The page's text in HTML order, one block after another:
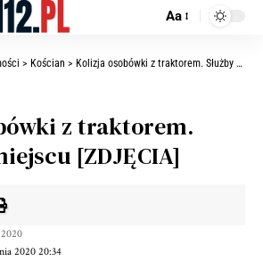
Aa
> Kościan > Kolizja osobówki z traktorem. Służby na miejscu [ZDJĘCIA]
z traktorem.
[ZDJĘCIA]
2020 20:34